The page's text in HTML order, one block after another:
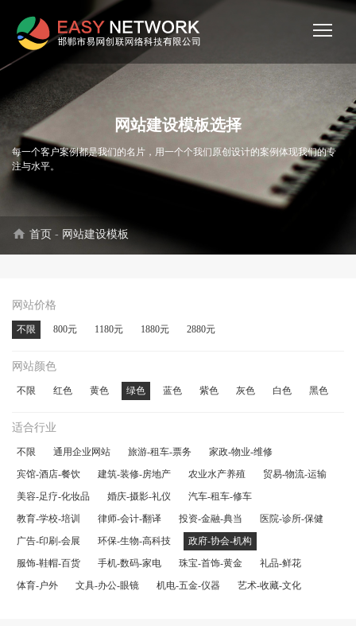
网站建设模板选择
每一个客户案例都是我们的名片，用一个个我们原创设计的案例体现我们的专
注与水平。
home 首页 - 网站建设模板
网站价格
不限 800元 1180元 1880元 2880元
网站颜色
不限 红色 黄色 绿色 蓝色 紫色 灰色 白色 黑色
适合行业
不限 通用企业网站 旅游-租车-票务
家政-物业-维修
宾馆-酒店-餐饮
建筑-装修-房地产 农业水产养殖
贸易-物流-运输
美容-足疗-化妆品
婚庆-摄影-礼仪
汽车-租车-修车
教育-学校-培训
律师-会计-翻译 投资-金融-典当
医院-诊所-保健
广告-印刷-会展
环保-生物-高科技
政府-协会-机构
服饰-鞋帽-百货
手机-数码-家电 珠宝-首饰-黄金
礼品-鲜花
体育-户外
文具-办公-眼镜 机电-五金-仪器 艺术-收藏-文化